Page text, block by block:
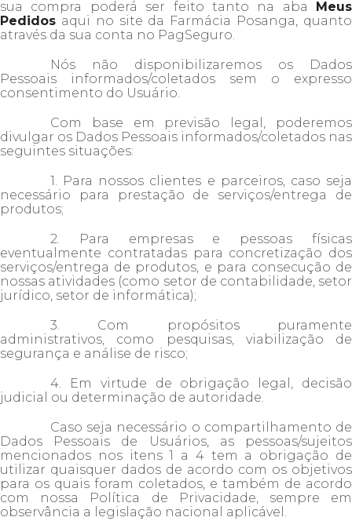
sua compra poderá ser feito tanto na aba Meus
Pedidos aqui no site da Farmácia Posanga, quanto
através da sua conta no PagSeguro.
Nós não disponibilizaremos os Dados
Pessoais informados/coletados sem o expresso
consentimento do Usuário.
Com base em previsão legal, poderemos
divulgar os Dados Pessoais informados/coletados nas
seguintes situações:
1. Para nossos clientes e parceiros, caso seja
necessário para prestação de serviços/entrega de
produtos;
2. Para empresas e pessoas físicas
eventualmente contratadas para concretização dos
serviços/entrega de produtos, e para consecução de
nossas atividades (como setor de contabilidade, setor
jurídico, setor de informática);
3. Com propósitos puramente
administrativos, como pesquisas, viabilização de
segurança e análise de risco;
4. Em virtude de obrigação legal, decisão
judicial ou determinação de autoridade.
Caso seja necessário o compartilhamento de
Dados Pessoais de Usuários, as pessoas/sujeitos
mencionados nos itens 1 a 4 tem a obrigação de
utilizar quaisquer dados de acordo com os objetivos
para os quais foram coletados, e também de acordo
com nossa Política de Privacidade, sempre em
observância a legislação nacional aplicável.